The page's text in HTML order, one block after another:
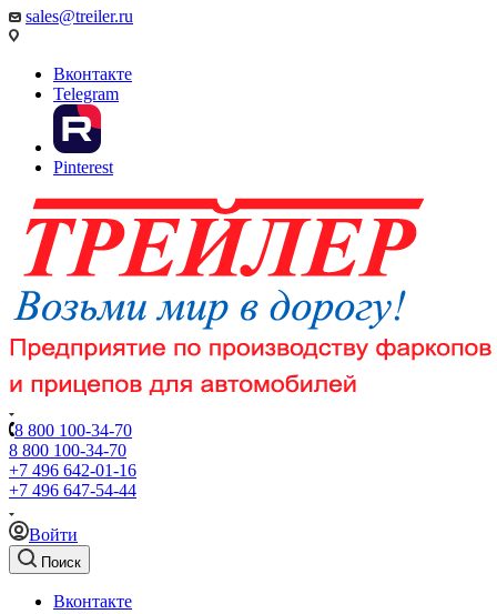
sales@treiler.ru
Вконтакте
Telegram
Pinterest
8 800 100-34-70
8 800 100-34-70
+7 496 642-01-16
+7 496 647-54-44
Войти
Поиск
Вконтакте